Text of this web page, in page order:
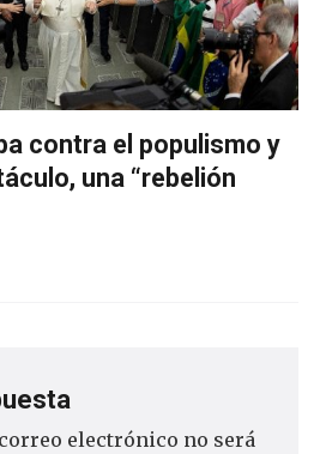
contra el populismo y
una “rebelión
electrónico no será